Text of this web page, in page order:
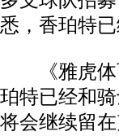
悉，香珀特
《雅虎体
珀特已经和
将会继续留